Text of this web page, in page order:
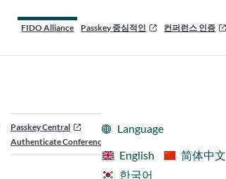
FIDO Alliance Passkey 중심적인 컨퍼런스 인증
Passkey Central
Authenticate Conference
Language
English
简体中文
한국어